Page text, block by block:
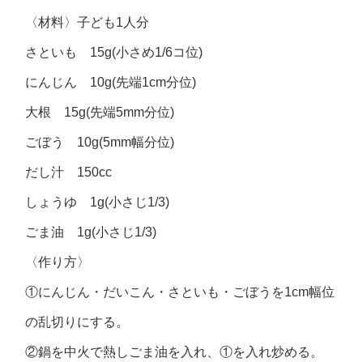
〈材料〉子ども1人分
さといも 15g(小さめ1/6コ位)
にんじん 10g(先端1cm分位)
大根 15g(先端5mm分位)
ごぼう 10g(5mm幅分位)
だし汁 150cc
しょうゆ 1g(小さじ1/3)
ごま油 1g(小さじ1/3)
〈作り方〉
①にんじん・だいこん・さといも・ごぼうを1cm幅位
の乱切りにする。
②鍋を中火で熱しごま油を入れ、①を入れ炒める。